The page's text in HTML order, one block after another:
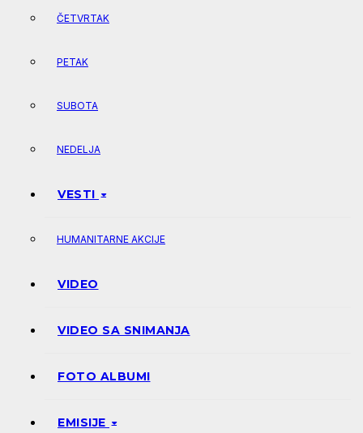
ČETVRTAK
PETAK
SUBOTA
NEDELJA
VESTI
HUMANITARNE AKCIJE
VIDEO
VIDEO SA SNIMANJA
FOTO ALBUMI
EMISIJE